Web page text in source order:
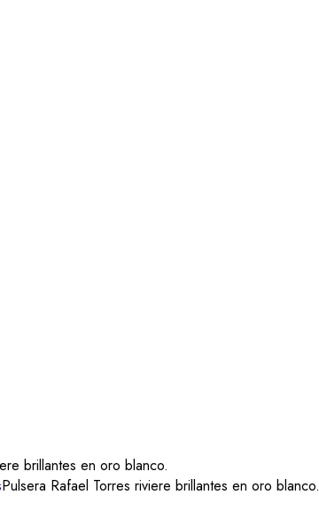
brillantes en oro blanco.
Pulsera Rafael Torres riviere brillantes en oro blanco.